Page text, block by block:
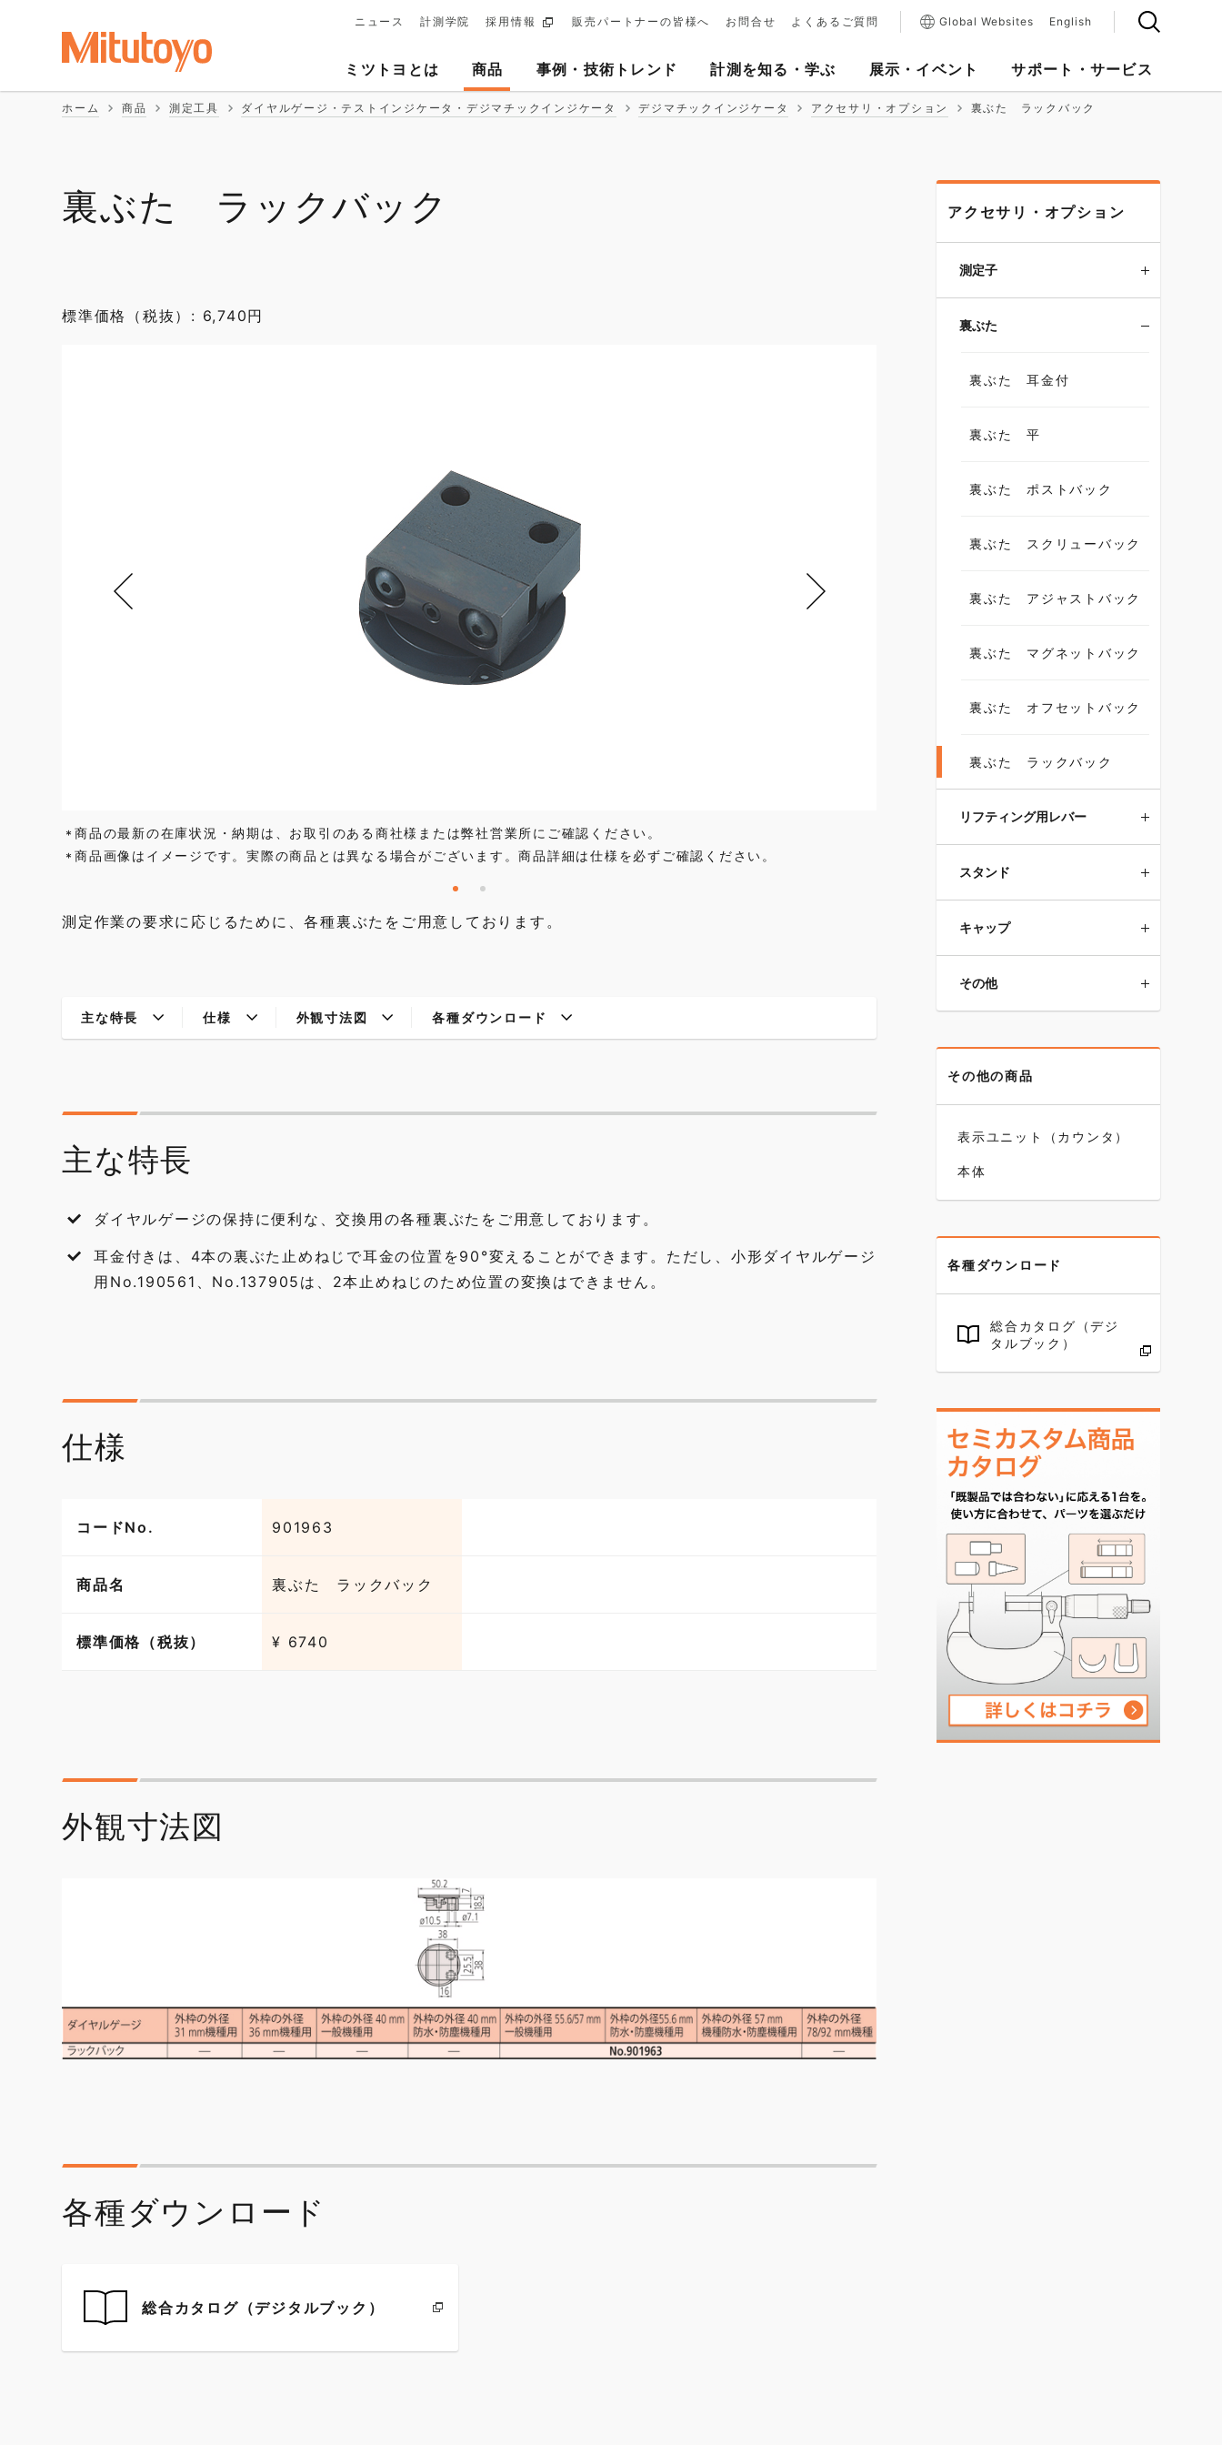
Secondary
Navigation
ミツトヨとは 商品 事例・技術トレンド 計測を知る・学ぶ 展示・イベント サポート・サービス
メ
イ
ン
ビ
ゲ
ニュース 計測学院 採用情報 販売パートナーの皆様へ お問合せ よくあるご質問 Global Websites English
ホーム 商品 測定工具 ダイヤルゲージ・テストインジケータ・デジマチックインジケータ デジマチックインジケータ アクセサリ・オプション 裏ぶた ラックバック
裏ぶた ラックバック
標準価格（税抜）: 6,740円
* 商品の最新の在庫状況・納期は、お取引のある商社様または弊社営業所にご確認ください。
* 商品画像はイメージです。実際の商品とは異なる場合がございます。商品詳細は仕様を必ずご確認ください。
測定作業の要求に応じるために、各種裏ぶたをご用意しております。
主な特長 仕様 外観寸法図 各種ダウンロード
主な特長
ダイヤルゲージの保持に便利な、交換用の各種裏ぶたをご用意しております。
耳金付きは、4本の裏ぶた止めねじで耳金の位置を90°変えることができます。ただし、小形ダイヤルゲージ
用No.190561、No.137905は、2本止めねじのため位置の変換はできません。
仕様
コードNo. 901963
商品名 裏ぶた ラックバック
標準価格（税抜） ¥ 6740
外観寸法図
各種ダウンロード
総合カタログ（デジタルブック）
アクセサリ・オプション
測定子
裏ぶた
裏ぶた 耳金付
裏ぶた 平
裏ぶた ポストバック
裏ぶた スクリューバック
裏ぶた アジャストバック
裏ぶた マグネットバック
裏ぶた オフセットバック
裏ぶた ラックバック
リフティング用レバー
スタンド
キャップ
その他
その他の商品
表示ユニット（カウンタ）
本体
各種ダウンロード
総合カタログ（デジ
タルブック）